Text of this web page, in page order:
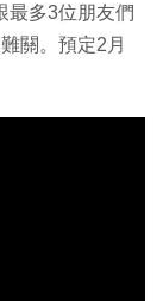
最多3位朋友們
關。預定2月